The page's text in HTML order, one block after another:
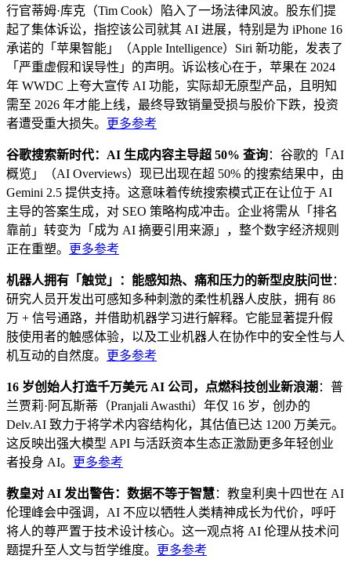
行官蒂姆·库克（Tim Cook）陷入了一场法律风波。股东们提
起了集体诉讼，指控该公司就其 AI 进展，特别是为 iPhone 16
承诺的「苹果智能」（Apple Intelligence）Siri 新功能，发表了
「严重虚假和误导性」的声明。诉讼核心在于，苹果在 2024
年 WWDC 上夸大宣传 AI 功能，实际却无原型产品，且明知
需至 2026 年才能上线，最终导致销量受损与股价下跌，投资
者遭受重大损失。
更多参考
谷歌搜索新时代：AI 生成内容主导超 50% 查询：谷歌的「AI
概览」（AI Overviews）现已出现在超 50% 的搜索结果中，由
Gemini 2.5 提供支持。这意味着传统搜索模式正在让位于 AI
主导的答案生成，对 SEO 策略构成冲击。企业将需从「排名
靠前」转变为「成为 AI 摘要引用来源」，整个数字经济规则
正在重塑。
更多参考
机器人拥有「触觉」：能感知热、痛和压力的新型皮肤问世：
研究人员开发出可感知多种刺激的柔性机器人皮肤，拥有 86
万 + 信号通路，并借助机器学习进行解释。它能显著提升假
肢使用者的触感体验，以及工业机器人在协作中的安全性与人
机互动的自然度。
更多参考
16 岁创始人打造千万美元 AI 公司，点燃科技创业新浪潮 ：普
兰贾莉·阿瓦斯蒂（Pranjali Awasthi）年仅 16 岁，创办的
Delv.AI 致力于将学术内容结构化，其估值已达 1200 万美元。
这反映出强大模型 API 与活跃资本生态正激励更多年轻创业
者投身 AI。
更多参考
教皇对 AI 发出警告：数据不等于智慧：教皇利奥十四世在 AI
伦理峰会中强调，AI 不应以牺牲人类精神成长为代价，呼吁
将人的尊严置于技术设计核心。这一观点将 AI 伦理从技术问
题提升至人文与哲学维度。
更多参考